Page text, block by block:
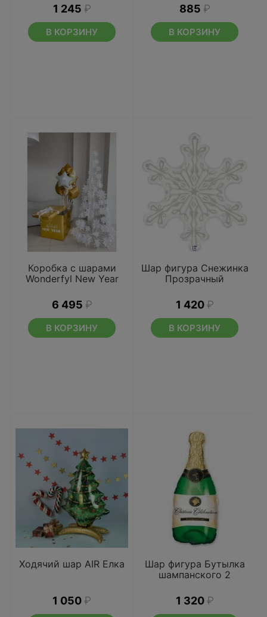
1 245 ₽
В КОРЗИНУ
885 ₽
В КОРЗИНУ
Коробка с шарами
Wonderfyl New Year
6 495 ₽
В КОРЗИНУ
Шар фигура Снежинка
Прозрачный
1 420 ₽
В КОРЗИНУ
Ходячий шар AIR Елка
1 050 ₽
Шар фигура Бутылка
шампанского 2
1 320 ₽